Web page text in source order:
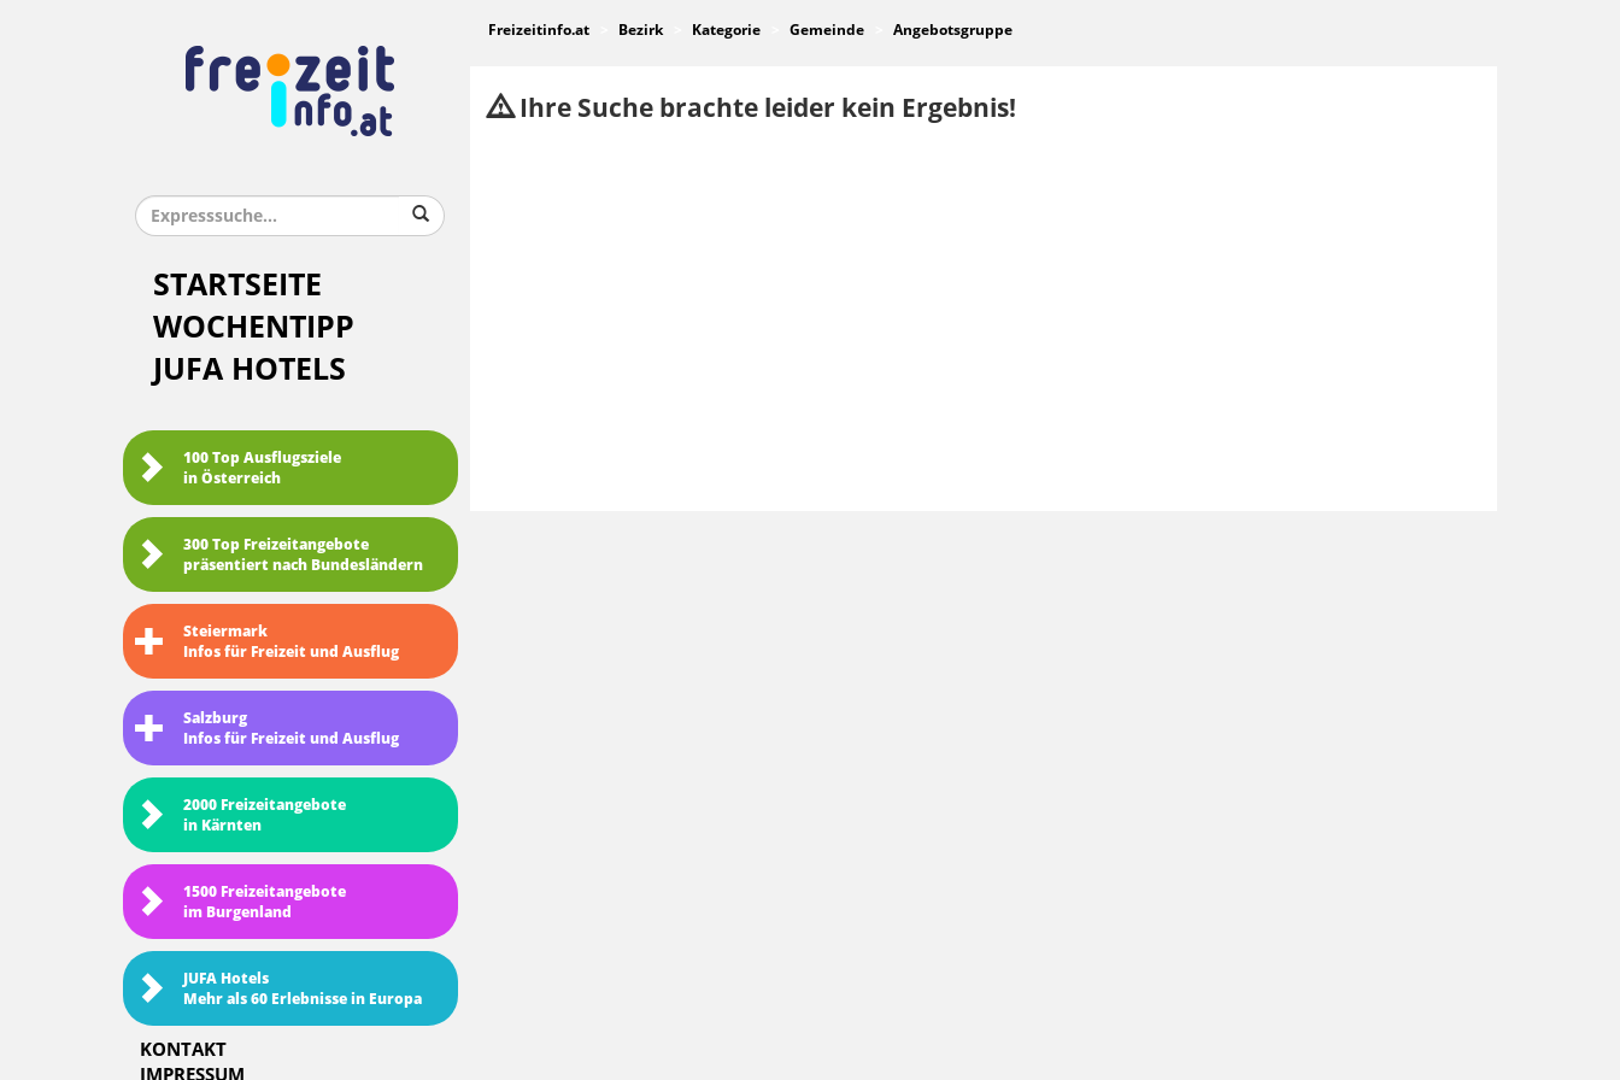
STARTSEITE
WOCHENTIPP
JUFA HOTELS
100 Top Ausflugsziele
in Österreich
300 Top Freizeitangebote
präsentiert nach Bundesländern
Steiermark
Infos für Freizeit und Ausflug
Salzburg
Infos für Freizeit und Ausflug
2000 Freizeitangebote
in Kärnten
1500 Freizeitangebote
im Burgenland
JUFA Hotels
Mehr als 60 Erlebnisse in Europa
KONTAKT
IMPRESSUM
Freizeitinfo.at Bezirk Kategorie Gemeinde Angebotsgruppe
Ihre Suche brachte leider kein Ergebnis!